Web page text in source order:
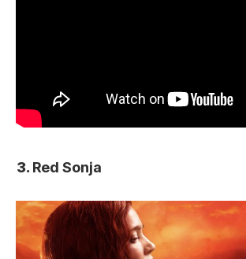
Red Sonja